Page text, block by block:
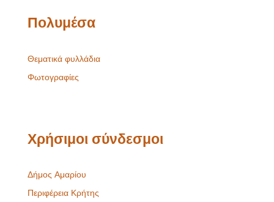
Πολυμέσα
Θεματικά φυλλάδια
Φωτογραφίες
Χρήσιμοι σύνδεσμοι
Δήμος Αμαρίου
Περιφέρεια Κρήτης